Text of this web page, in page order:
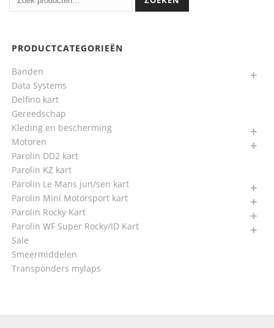
PRODUCTCATEGORIEËN
Banden
Data Systems
Delfino kart
Gereedschap
Kleding en bescherming
Motoren
Parolin DD2 kart
Parolin KZ kart
Parolin Le Mans jun/sen kart
Parolin Mini Motorsport kart
Parolin Rocky Kart
Parolin WF Super Rocky/ID Kart
Sale
Smeermiddelen
Transponders mylaps